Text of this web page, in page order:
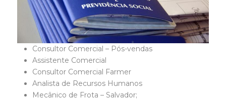
Consultor Comercial – Pós-vendas
Assistente Comercial
Consultor Comercial Farmer
Analista de Recursos Humanos
Mecânico de Frota – Salvador;